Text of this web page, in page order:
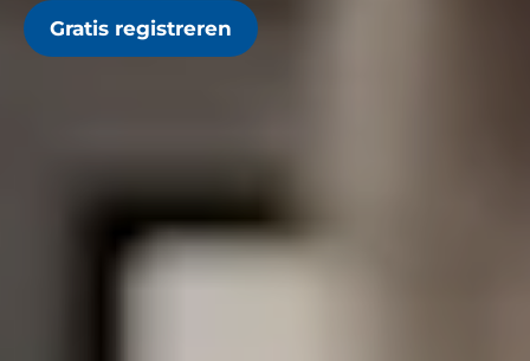
Gratis registreren